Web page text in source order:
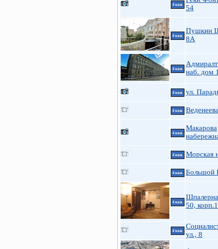
4 ккв.
54
4 ккв.
Пушкин
8А
4 ккв.
наб. дом
4 ккв. ул.
4 ккв.
4 ккв.
Макарова
4 ккв. Морская
4 ккв. Большой
4 ккв.
50, корп.1
4 ккв.
ул., 8